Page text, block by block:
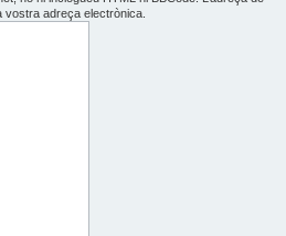
adreça electrònica.